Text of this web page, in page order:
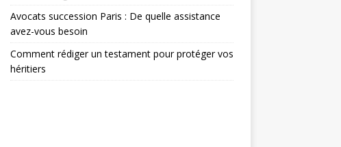
Avocats succession Paris : De quelle assistance
avez-vous besoin
Comment rédiger un testament pour protéger vos
héritiers